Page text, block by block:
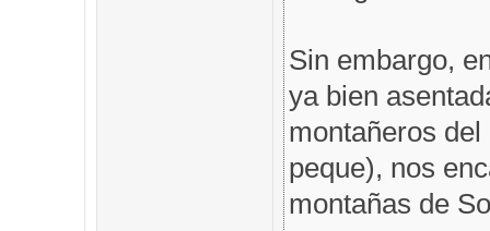
Sin embargo,
ya bien
montañeros
peque), nos
montañas de